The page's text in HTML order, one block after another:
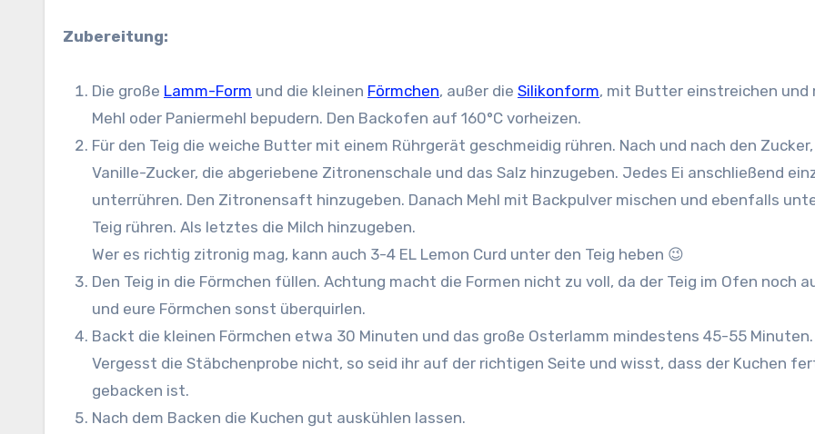
Zubereitung:
Die große Lamm-Form und die kleinen Förmchen, außer die Silikonform, mit Butter einstreichen und
Mehl oder Paniermehl bepudern. Den Backofen auf 160°C vorheizen.
Für den Teig die weiche Butter mit einem Rührgerät geschmeidig rühren. Nach und nach den Zucker,
Vanille-Zucker, die abgeriebene Zitronenschale und das Salz hinzugeben. Jedes Ei anschließend
unterrühren. Den Zitronensaft hinzugeben. Danach Mehl mit Backpulver mischen und ebenfalls
Teig rühren. Als letztes die Milch hinzugeben.
Wer es richtig zitronig mag, kann auch 3-4 EL Lemon Curd unter den Teig heben 😉
Den Teig in die Förmchen füllen. Achtung macht die Formen nicht zu voll, da der Teig im Ofen noch
und eure Förmchen sonst überquirlen.
Backt die kleinen Förmchen etwa 30 Minuten und das große Osterlamm mindestens 45-55 Minuten.
Vergesst die Stäbchenprobe nicht, so seid ihr auf der richtigen Seite und wisst, dass der Kuchen
gebacken ist.
Nach dem Backen die Kuchen gut auskühlen lassen.